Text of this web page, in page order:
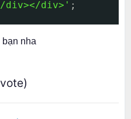
div></div>' ;
nha